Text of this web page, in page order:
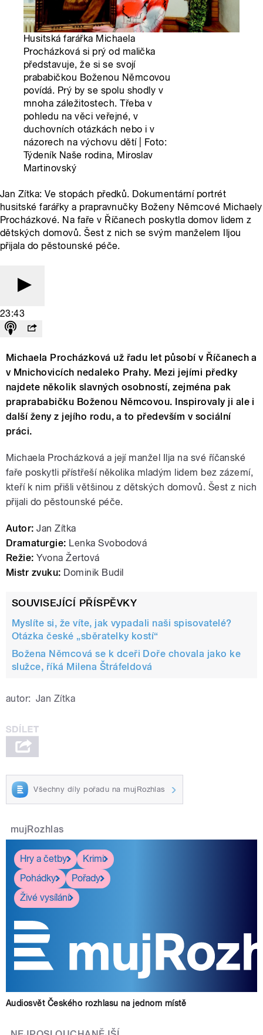
Husitská farářka Michaela
Procházková si prý od malička
představuje, že si se svojí
prababičkou Boženou Němcovou
povídá. Prý by se spolu shodly v
mnoha záležitostech. Třeba v
pohledu na věci veřejné, v
duchovních otázkách nebo i v
názorech na výchovu dětí | Foto:
Týdeník Naše rodina, Miroslav
Martinovský
Jan Zítka: Ve stopách předků. Dokumentární portrét
husitské farářky a prapravnučky Boženy Němcové Michaely
Procházkové. Na faře v Říčanech poskytla domov lidem z
dětských domovů. Šest z nich se svým manželem Iljou
přijala do pěstounské péče.
23:43
Michaela Procházková už řadu let působí v Říčanech a
v Mnichovicích nedaleko Prahy. Mezi jejími předky
najdete několik slavných osobností, zejména pak
praprababičku Boženou Němcovou. Inspirovaly ji ale i
další ženy z jejího rodu, a to především v sociální
práci.
Michaela Procházková a její manžel Ilja na své říčanské
faře poskytli přístřeší několika mladým lidem bez zázemí,
kteří k nim přišli většinou z dětských domovů. Šest z nich
přijali do pěstounské péče.
Autor: Jan Zítka
Dramaturgie: Lenka Svobodová
Režie: Yvona Žertová
Mistr zvuku: Dominik Budil
SOUVISEJÍCÍ PŘÍSPĚVKY
Myslíte si, že víte, jak vypadali naši spisovatelé?
Otázka české „sběratelky kostí“
Božena Němcová se k dceři Doře chovala jako ke
služce, říká Milena Štráfeldová
autor: Jan Zítka
Všechny díly pořadu na mujRozhlas
mujRozhlas
Hry a četby
Krimi
Pohádky
Pořady
Živé vysílání
Audiosvět Českého rozhlasu na jednom místě